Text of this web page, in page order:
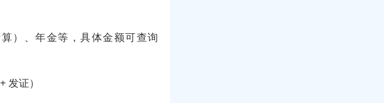
）、年金等，具体金额可查询
发证）